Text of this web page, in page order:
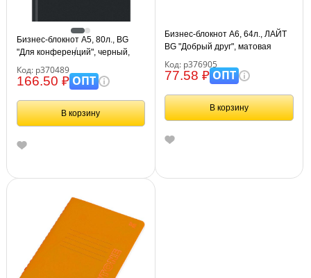
Бизнес-блокнот А5, 80л., BG
"Для конференций", черный,
Код: р370489
166.50 ₽ОПТ
В корзину
Бизнес-блокнот А6, 64л., ЛАЙТ
BG "Добрый друг", матовая
Код: р376905
77.58 ₽ОПТ
В корзину